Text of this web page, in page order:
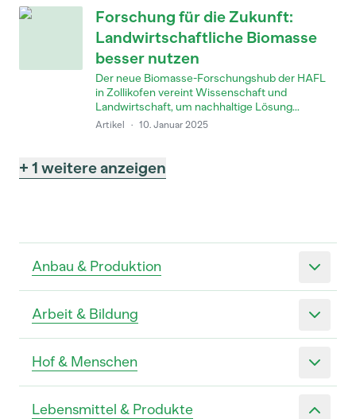
Anbau & Produktion
Arbeit & Bildung
Hof & Menschen
Lebensmittel & Produkte
Forschung für die Zukunft:
Landwirtschaftliche Biomasse
besser nutzen
Der neue Biomasse-Forschungshub der HAFL
in Zollikofen vereint Wissenschaft und
Landwirtschaft, um nachhaltige Lösung...
Artikel · 10. Januar 2025
+ 1 weitere anzeigen